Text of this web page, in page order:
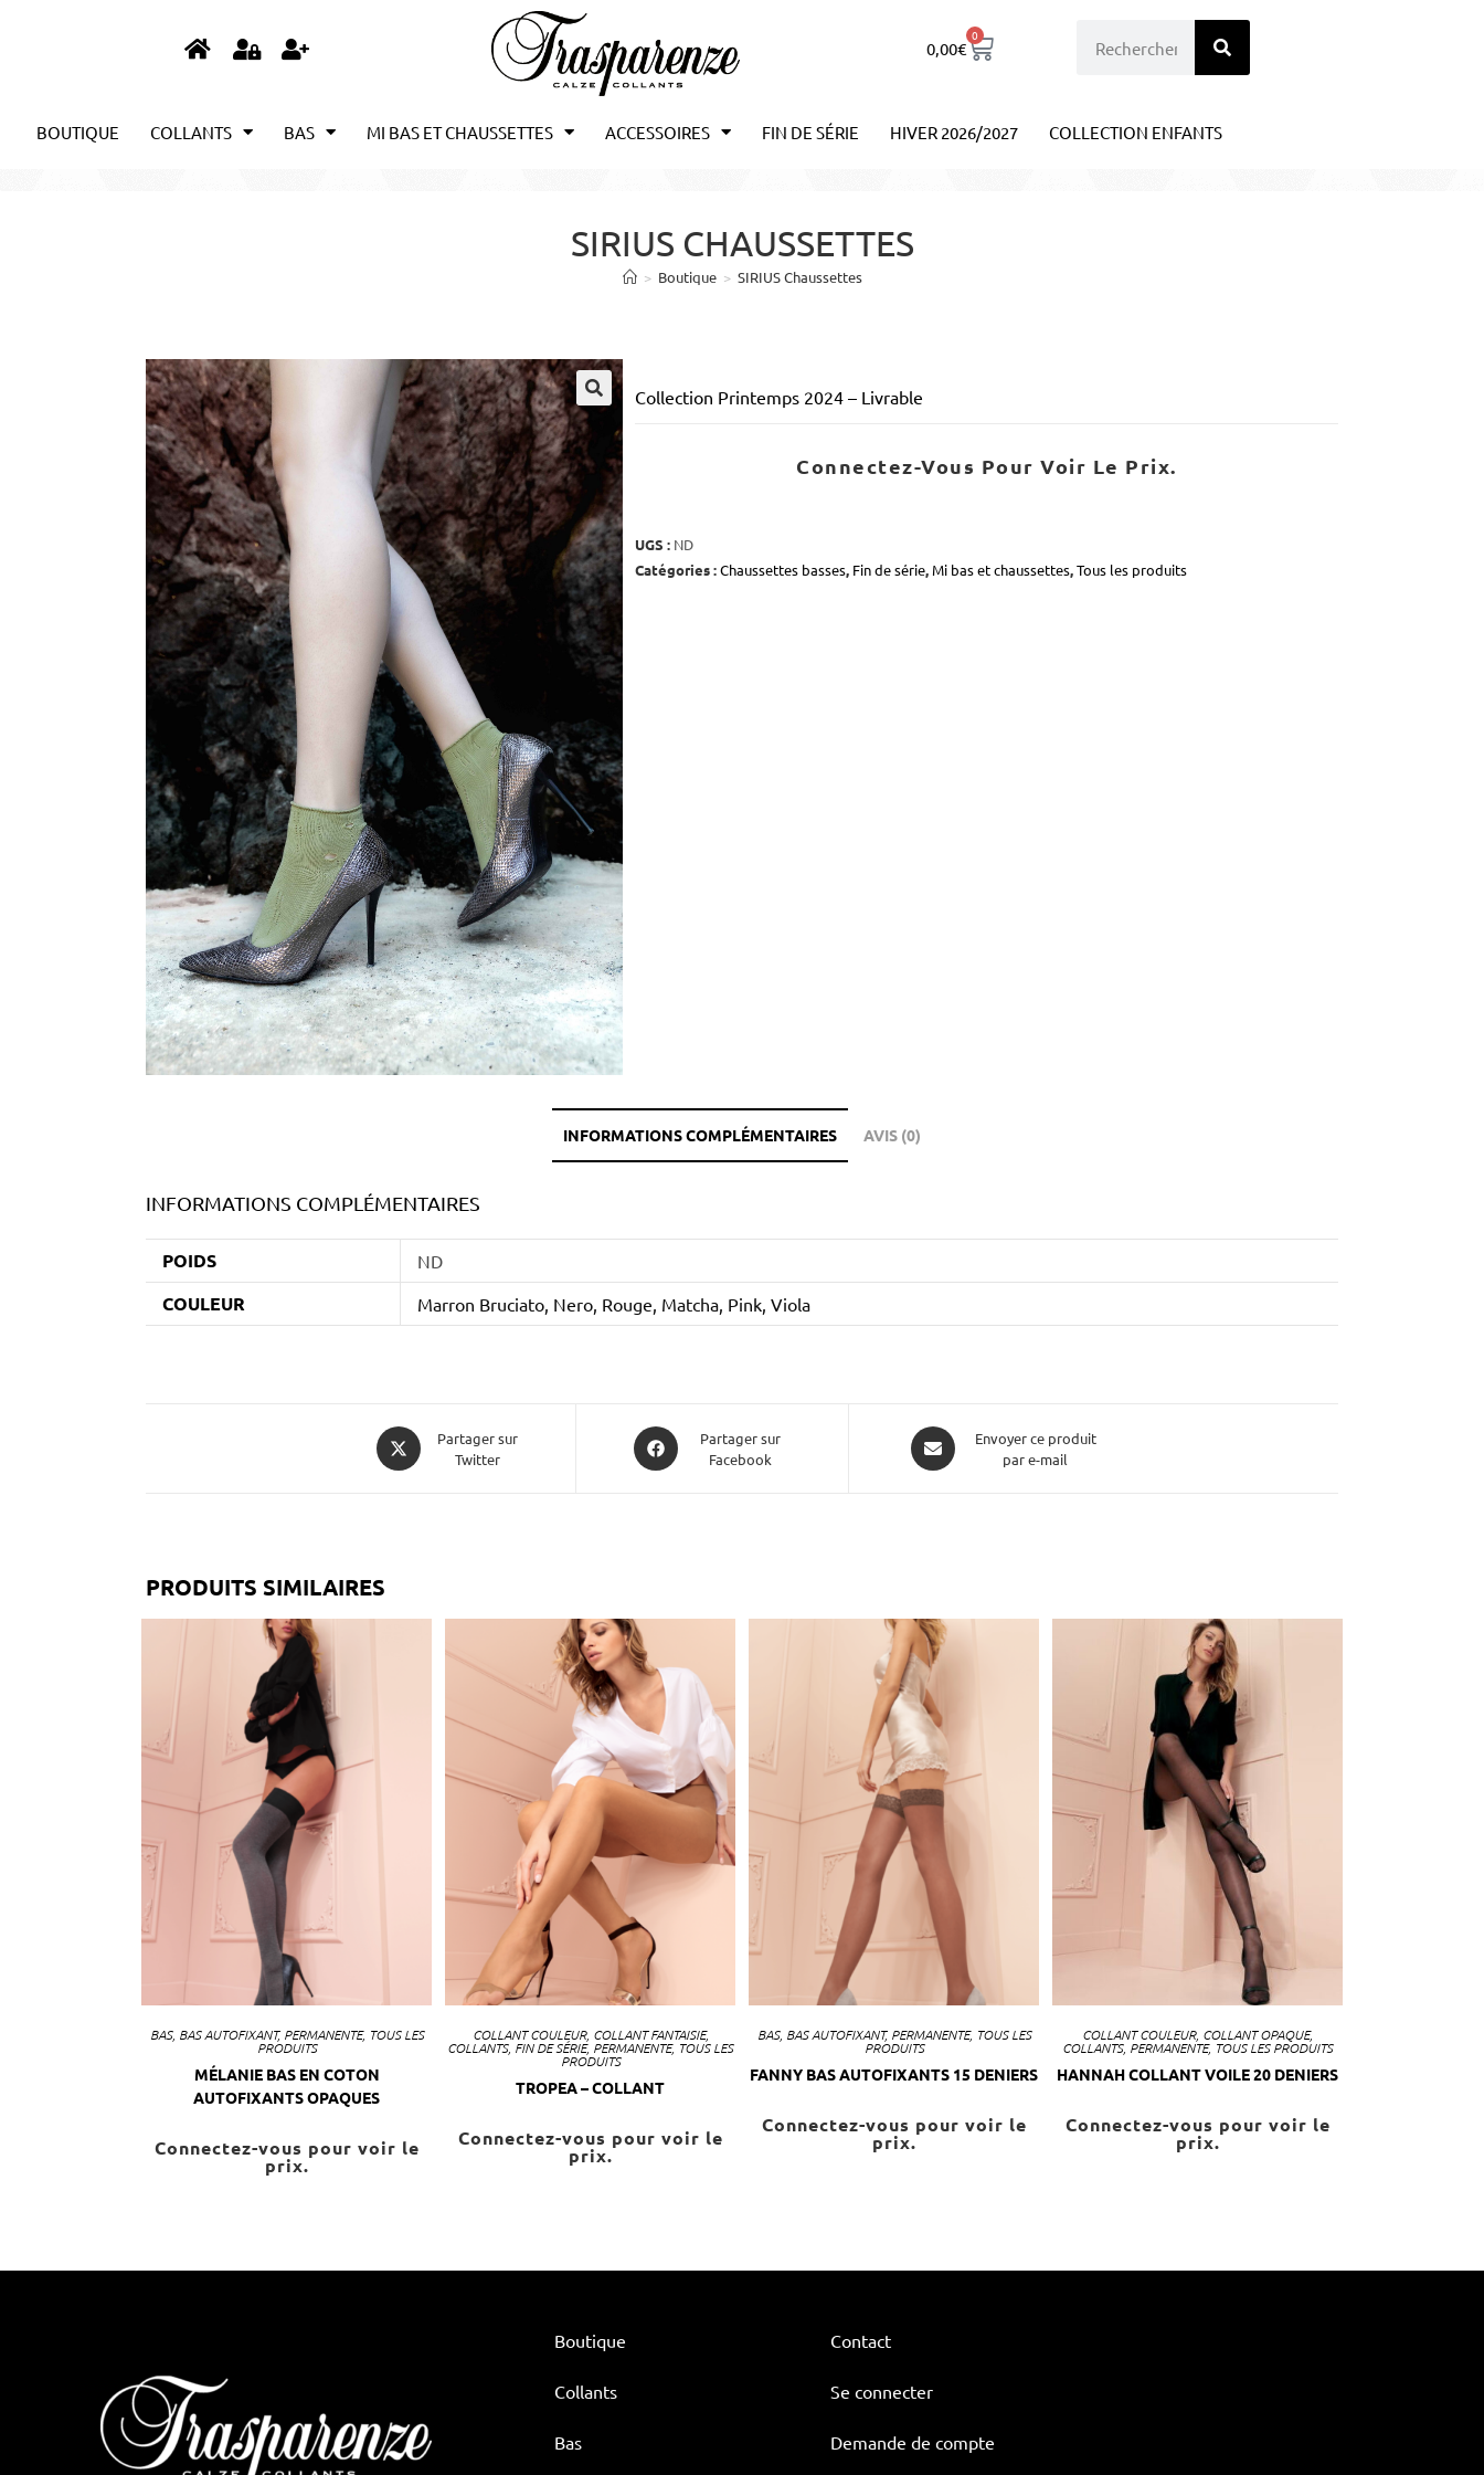
0,00€
0
BOUTIQUE COLLANTS BAS MI BAS ET CHAUSSETTES ACCESSOIRES FIN DE SÉRIE HIVER 2026/2027 COLLECTION ENFANTS
SIRIUS CHAUSSETTES
> Boutique > SIRIUS Chaussettes
Collection Printemps 2024 – Livrable
Connectez-Vous Pour Voir Le Prix.
UGS : ND
Catégories :Chaussettes basses, Fin de série, Mi bas et chaussettes,Tous les produits
INFORMATIONS COMPLÉMENTAIRES AVIS (0)
INFORMATIONS COMPLÉMENTAIRES
POIDS ND
COULEUR Marron Bruciato, Nero, Rouge, Matcha, Pink, Viola
Partager sur
Twitter
Partager sur
Facebook
Envoyer ce produit
par e-mail
PRODUITS SIMILAIRES
BAS, BAS AUTOFIXANT, PERMANENTE, TOUS LES
PRODUITS
MÉLANIE BAS EN COTON
AUTOFIXANTS OPAQUES
Connectez-vous pour voir le
prix.
COLLANT COULEUR, COLLANT FANTAISIE,
COLLANTS, FIN DE SÉRIE, PERMANENTE, TOUS LES
PRODUITS
TROPEA – COLLANT
Connectez-vous pour voir le
prix.
BAS, BAS AUTOFIXANT, PERMANENTE, TOUS LES
PRODUITS
FANNY BAS AUTOFIXANTS 15 DENIERS
Connectez-vous pour voir le
prix.
COLLANT COULEUR, COLLANT OPAQUE,
COLLANTS, PERMANENTE, TOUS LES PRODUITS
HANNAH COLLANT VOILE 20 DENIERS
Connectez-vous pour voir le
prix.
Boutique
Collants
Bas
Contact
Se connecter
Demande de compte